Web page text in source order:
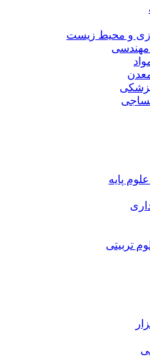
محیط زیست